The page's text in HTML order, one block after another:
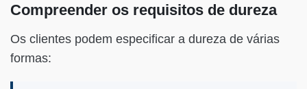
Compreender os requisitos de dureza
Os clientes podem especificar a dureza de várias
formas: